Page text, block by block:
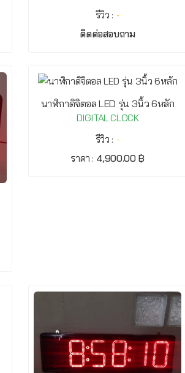
รีวิว : -
ติดต่อสอบถาม
นาฬิกาดิจิตอล LED รุ่น 3นิ้ว 6หลัก
DIGITAL CLOCK
รีวิว : -
ราคา : 4,900.00 ฿